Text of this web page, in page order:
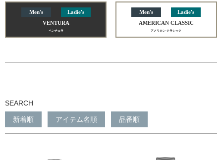
Men's Ladie's
VENTURA
ベンチュラ
Men's Ladie's
AMERICAN CLASSIC
アメリカン クラシック
SEARCH
新着順 アイテム名順 品番順